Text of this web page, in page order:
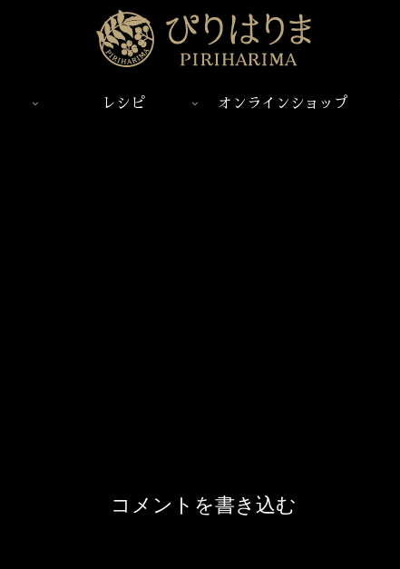
レシピ オンラインショップ
コメントを書き込む